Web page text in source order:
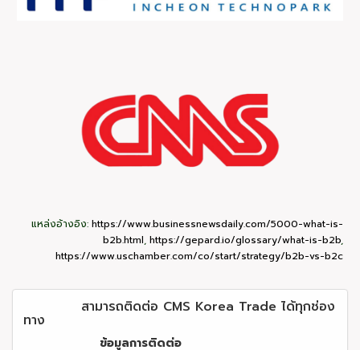
แหล่งอ้างอิง: https://www.businessnewsdaily.com/5000-what-is-
b2b.html, https://gepard.io/glossary/what-is-b2b,
https://www.uschamber.com/co/start/strategy/b2b-vs-b2c
สามารถติดต่อ CMS Korea Trade ได้ทุกช่อง
ทาง
ข้อมูลการติดต่อ